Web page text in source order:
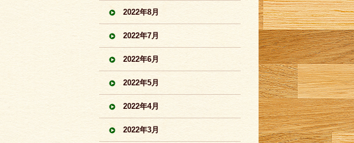
2022年8月
2022年7月
2022年6月
2022年5月
2022年4月
2022年3月